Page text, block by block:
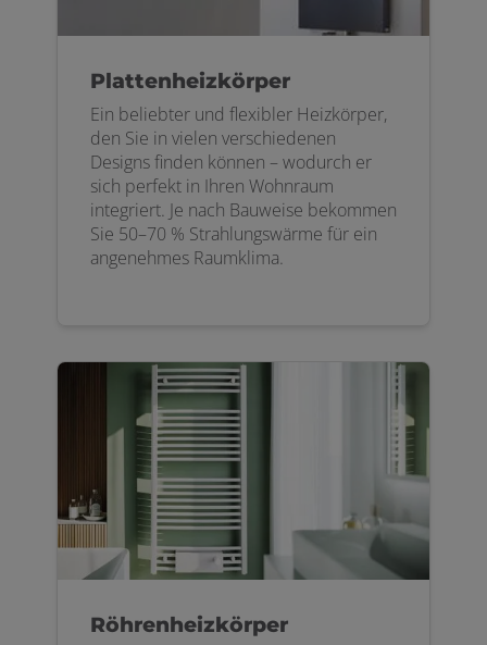
Plattenheizkörper
Ein beliebter und flexibler Heizkörper,
den Sie in vielen verschiedenen
Designs finden können – wodurch er
sich perfekt in Ihren Wohnraum
integriert. Je nach Bauweise bekommen
Sie 50–70 % Strahlungswärme für ein
angenehmes Raumklima.
Röhrenheizkörper